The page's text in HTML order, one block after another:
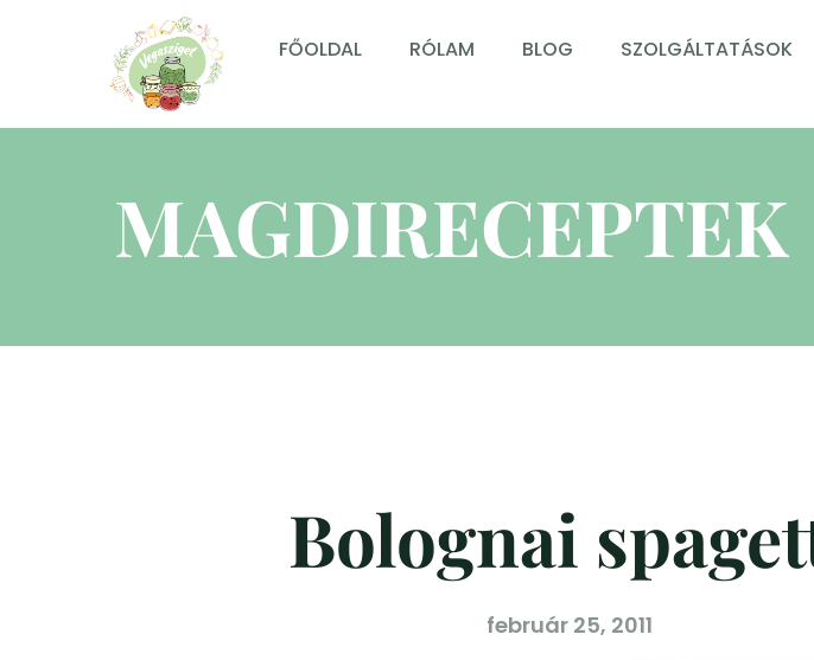
FŐOLDAL RÓLAM BLOG SZOLGÁLTATÁSOK
MAGDIRECEPTEK
Bolognai
február 25, 2011